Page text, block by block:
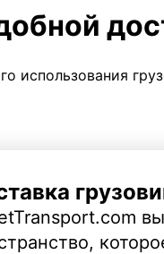
использования